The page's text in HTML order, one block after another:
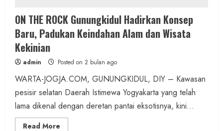
Berita Daerah Kesehatan
ASI Lancar, Ibu Tenang: RSUD Wonosari dan
Puskesmas Wonosari II Sediakan
Pendampingan Lengkap
admin Posted on 4 jam ago
ON THE ROCK Gunungkidul Hadirkan Konsep
Baru, Padukan Keindahan Alam dan Wisata
Kekinian
admin Posted on 2 bulan ago
WARTA-JOGJA.COM, GUNUNGKIDUL, DIY – Kawasan
pesisir selatan Daerah Istimewa Yogyakarta yang telah
lama dikenal dengan deretan pantai eksotisnya, kini...
Read More